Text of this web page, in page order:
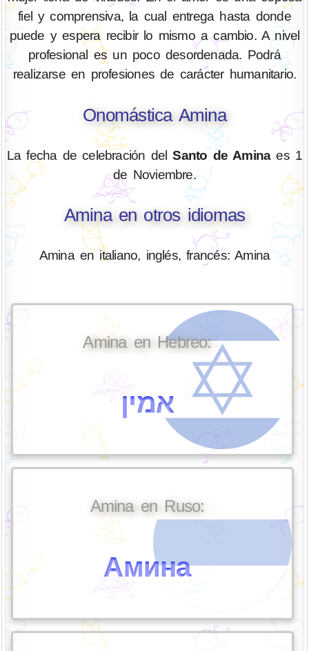
fiel y comprensiva, la cual entrega hasta donde
puede y espera recibir lo mismo a cambio. A nivel
profesional es un poco desordenada. Podrá
realizarse en profesiones de carácter humanitario.
Onomástica Amina
La fecha de celebración delSanto de Aminaes 1
de Noviembre.
Amina en otros idiomas
Amina en italiano, inglés, francés: Amina
Amina en Hebreo:
אמין
Amina en Ruso:
Амина